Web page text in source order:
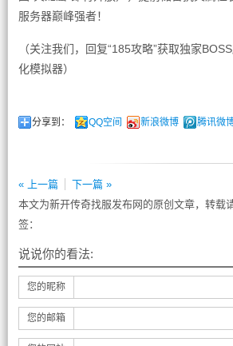
服务器巅峰强者！
（关注我们，回复“185攻略”获取独家
化模拟器）
分享到： QQ空间 新浪微博 腾讯微
« 上一篇
下一篇 »
本文为新开传奇找服发布网的原创文章，转载
签：
说说你的看法:
您的昵称
您的邮箱